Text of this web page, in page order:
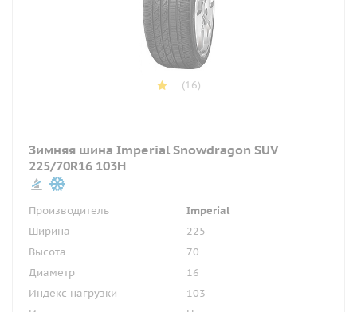
(16)
Зимняя шина Imperial Snowdragon SUV
225/70R16 103H
Производитель
Imperial
Ширина
225
Высота
70
Диаметр
16
Индекс нагрузки
103